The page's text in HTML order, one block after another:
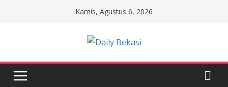
Kamis, Agustus 6, 2026